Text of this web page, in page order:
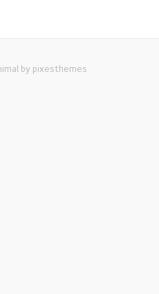
by pixesthemes